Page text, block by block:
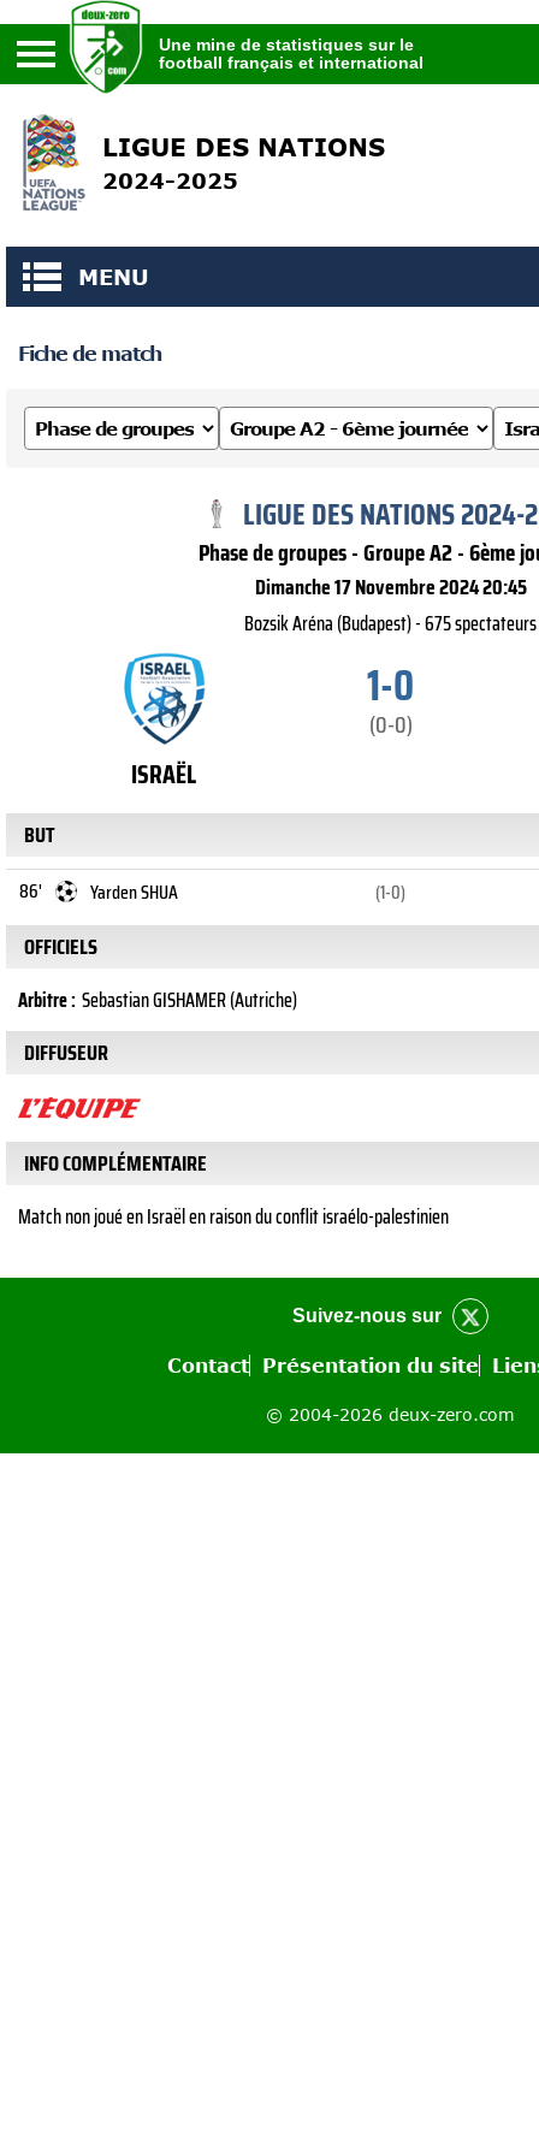
football français et international
Une mine de statistiques sur le
football français et international
LIGUE DES NATIONS
2024-2025
MENU
Fiche de match
LIGUE DES NATIONS
Phase de groupes - Groupe A2 - 6ème
Dimanche 17 Novembre 2024 20:45
Bozsik Aréna (Budapest) - 675 spectateurs
1-0
(0-0)
ISRAËL
BUT
86' Yarden SHUA (1-0)
OFFICIELS
Arbitre : Sebastian GISHAMER (Autriche)
DIFFUSEUR
INFO COMPLÉMENTAIRE
Match non joué en Israël en raison du conflit israélo-palestinien
Suivez-nous sur
Contact Présentation du site
© 2004-2026 deux-zero.com